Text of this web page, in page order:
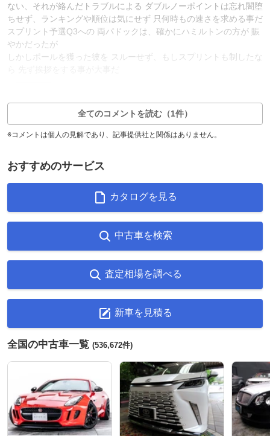
ない、それが絡んだトラブルによる ダブルノーポイントは忘れ闇堕
ちせず、ランキングや順位は気にせず 只何時もの速さを求める事だ
スプリント予選Q3への 両パドックは、確かにハミルトンの方が 賑
やかだったが
しかしポールを獲った彼を スルーせず、もしスプリントも制したな
全てのコメントを読む（1件）
※コメントは個人の見解であり、記事提供社と関係はありません。
おすすめのサービス
カタログを見る
中古車を検索
査定相場を調べる
新車を見積る
全国の中古車一覧 (536,672件)